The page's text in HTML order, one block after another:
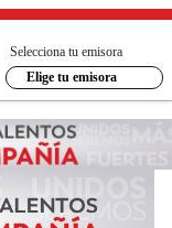
Selecciona tu emisora
Elige tu emisora